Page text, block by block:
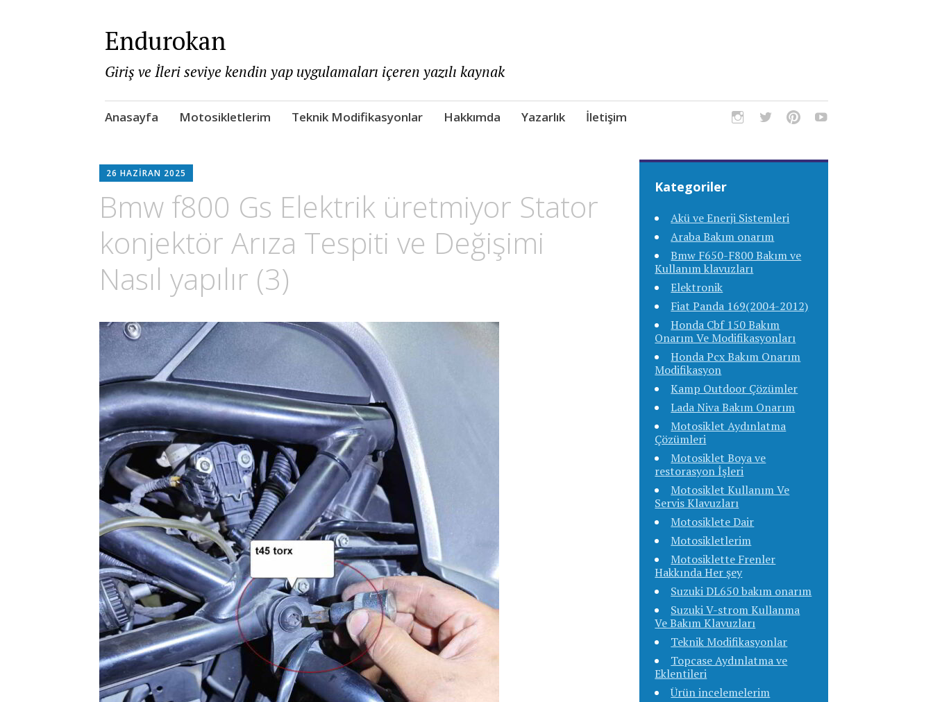
Endurokan
Giriş ve İleri seviye kendin yap uygulamaları içeren yazılı kaynak
Skip
Anasayfa Motosikletlerim Teknik Modifikasyonlar Hakkımda Yazarlık İletişim
26 HAZIRAN 2025
Bmw f800 Gs Elektrik üretmiyor Stator
konjektör Arıza Tespiti ve Değişimi
Nasıl yapılır (3)
Kategoriler
Akü ve Enerji Sistemleri
Araba Bakım onarım
Bmw F650-F800 Bakım ve
Kullanım klavuzları
Elektronik
Fiat Panda 169(2004-2012)
Honda Cbf 150 Bakım
Onarım Ve Modifikasyonları
Honda Pcx Bakım Onarım
Modifikasyon
Kamp Outdoor Çözümler
Lada Niva Bakım Onarım
Motosiklet Aydınlatma
Çözümleri
Motosiklet Boya ve
restorasyon İşleri
Motosiklet Kullanım Ve
Servis Klavuzları
Motosiklete Dair
Motosikletlerim
Motosiklette Frenler
Hakkında Her şey
Suzuki DL650 bakım onarım
Suzuki V-strom Kullanma
Ve Bakım Klavuzları
Teknik Modifikasyonlar
Topcase Aydınlatma ve
Eklentileri
Ürün incelemelerim